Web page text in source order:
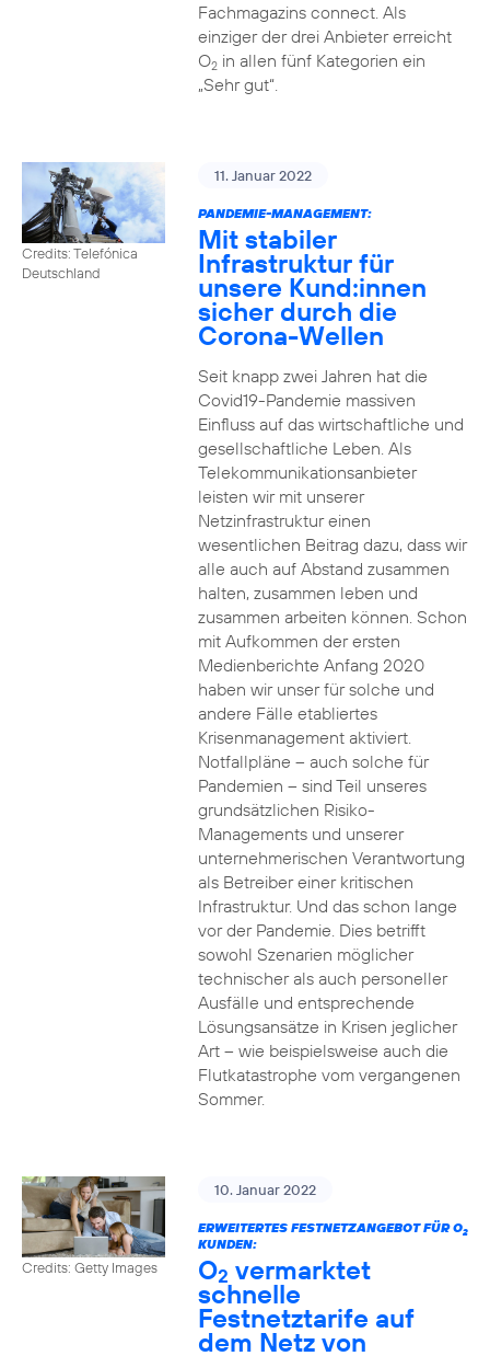
Fachmagazins connect. Als
einziger der drei Anbieter erreicht
O2in allen fünf Kategorien ein
„Sehr gut“.
Credits: Telefónica
Deutschland
11. Januar 2022
PANDEMIE-MANAGEMENT:
Mit stabiler
Infrastruktur für
unsere Kund:innen
sicher durch die
Corona-Wellen
Seit knapp zwei Jahren hat die
Covid19-Pandemie massiven
Einfluss auf das wirtschaftliche und
gesellschaftliche Leben. Als
Telekommunikationsanbieter
leisten wir mit unserer
Netzinfrastruktur einen
wesentlichen Beitrag dazu, dass wir
alle auch auf Abstand zusammen
halten, zusammen leben und
zusammen arbeiten können. Schon
mit Aufkommen der ersten
Medienberichte Anfang 2020
haben wir unser für solche und
andere Fälle etabliertes
Krisenmanagement aktiviert.
Notfallpläne – auch solche für
Pandemien – sind Teil unseres
grundsätzlichen Risiko-
Managements und unserer
unternehmerischen Verantwortung
als Betreiber einer kritischen
Infrastruktur. Und das schon lange
vor der Pandemie. Dies betrifft
sowohl Szenarien möglicher
technischer als auch personeller
Ausfälle und entsprechende
Lösungsansätze in Krisen jeglicher
Art – wie beispielsweise auch die
Flutkatastrophe vom vergangenen
Sommer.
Credits: Getty Images
10. Januar 2022
ERWEITERTES FESTNETZANGEBOT FÜR O2
KUNDEN:
O2 vermarktet
schnelle
Festnetztarife auf
dem Netz von